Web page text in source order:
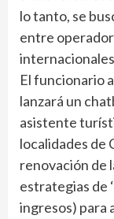
lo tanto, se
entre
El funcionario
lanzará un
asistente
localidades de
renovación de
estrategias de
ingresos) para